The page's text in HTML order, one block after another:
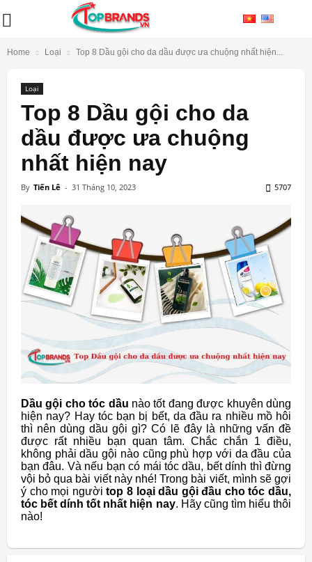
Home Loại Top 8 Dầu gội cho da dầu được ưa chuộng nhất hiện...
Loại
Top 8 Dầu gội cho da
dầu được ưa chuộng
nhất hiện nay
By Tiến Lê - 31 Tháng 10, 2023 5707
Dầu gội cho tóc dầu nào tốt đang được khuyên dùng
hiện nay? Hay tóc bạn bị bết, da đầu ra nhiều mồ hôi
thì nên dùng dầu gội gì? Có lẽ đây là những vấn đề
được rất nhiều bạn quan tâm. Chắc chắn 1 điều,
không phải dầu gội nào cũng phù hợp với da đầu của
bạn đâu. Và nếu bạn có mái tóc dầu, bết dính thì đừng
vội bỏ qua bài viết này nhé! Trong bài viết, mình sẽ gợi
ý cho mọi ngườitop 8 loại dầu gội đầu cho tóc dầu,
tóc bết dính tốt nhất hiện nay. Hãy cũng tìm hiểu thôi
nào!